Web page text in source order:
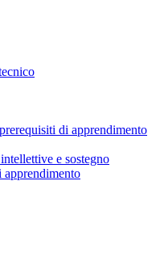
di apprendimento
e sostegno